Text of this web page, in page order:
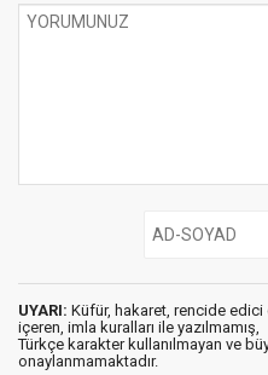
UYARI: Küfür, hakaret, rencide edici
içeren, imla kuralları ile yazılmamış,
Türkçe karakter kullanılmayan ve
onaylanmamaktadır.